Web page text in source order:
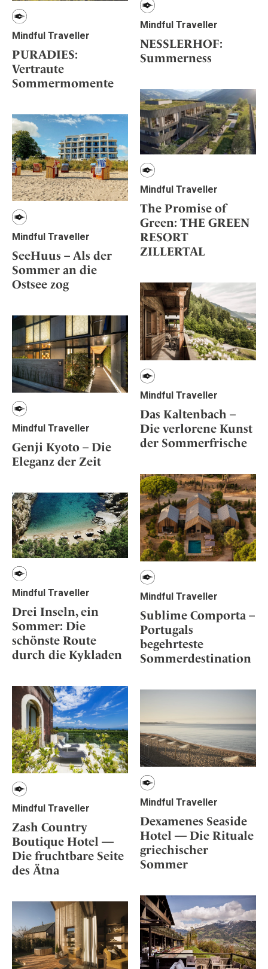
Mindful Traveller
NESSLERHOF:
Summerness
Mindful Traveller
PURADIES:
Vertraute
Sommermomente
Mindful Traveller
The Promise of
Green: THE GREEN
RESORT
ZILLERTAL
Mindful Traveller
SeeHuus – Als der
Sommer an die
Ostsee zog
Mindful Traveller
Das Kaltenbach –
Die verlorene Kunst
der Sommerfrische
Mindful Traveller
Genji Kyoto – Die
Eleganz der Zeit
Mindful Traveller
Sublime Comporta –
Portugals
begehrteste
Sommerdestination
Mindful Traveller
Drei Inseln, ein
Sommer: Die
schönste Route
durch die Kykladen
Mindful Traveller
Zash Country
Boutique Hotel —
Die fruchtbare Seite
des Ätna
Mindful Traveller
Dexamenes Seaside
Hotel — Die Rituale
griechischer
Sommer